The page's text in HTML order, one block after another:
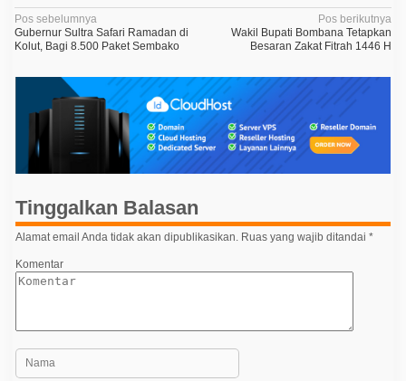
N
a
v
p
o
s
Pos sebelumnya
Gubernur Sultra Safari Ramadan di
Kolut, Bagi 8.500 Paket Sembako
Pos berikutnya
Wakil Bupati Bombana Tetapkan
Besaran Zakat Fitrah 1446 H
Tinggalkan Balasan
Alamat email Anda tidak akan dipublikasikan. Ruas yang wajib ditandai *
Komentar